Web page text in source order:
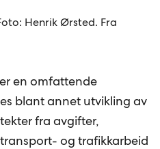
Henrik Ørsted. Fra
er en omfattende
blant annet utvikling av
fra avgifter,
og trafikkarbeid